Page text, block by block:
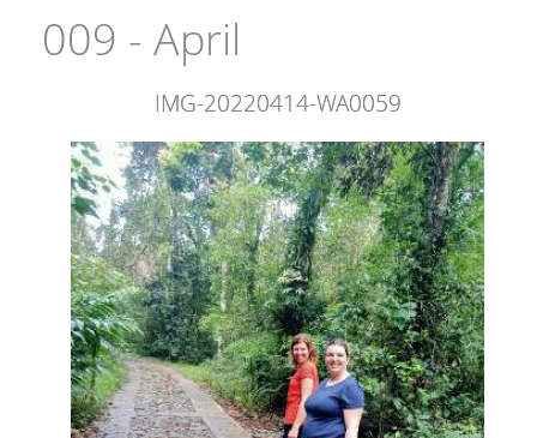
009 - April
IMG-20220414-WA0059